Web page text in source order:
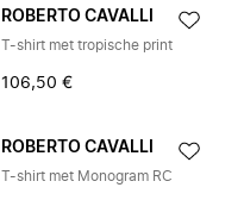
ROBERTO CAVALLI
T-shirt met tropische print
106,50 €
ROBERTO CAVALLI
T-shirt met Monogram RC